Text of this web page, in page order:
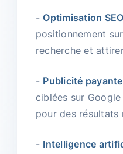
- Optimisation SEO
positionnement
recherche et
- Publicité payante
ciblées sur
pour des résultats
- Intelligence